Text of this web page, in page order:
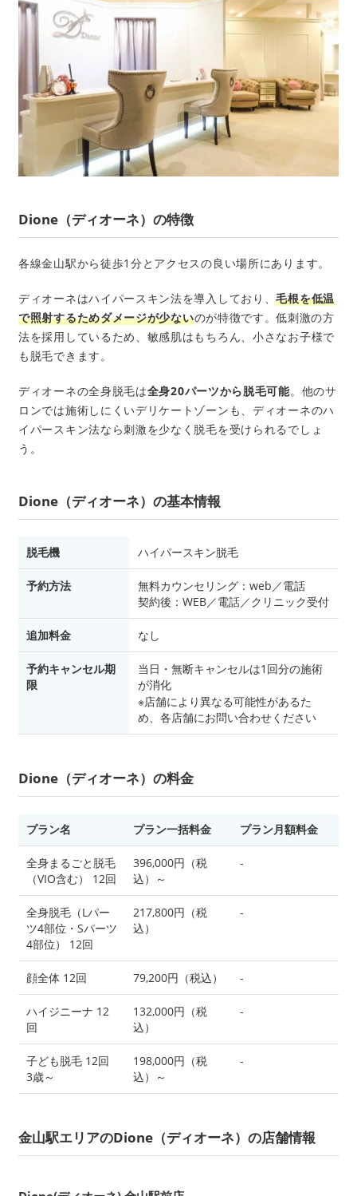
Dione（ディオーネ）の特徴
各線金山駅から徒歩1分とアクセスの良い場所にあります。
ディオーネはハイパースキン法を導入しており、毛根を低温
で照射するためダメージが少ないのが特徴です。低刺激の方
法を採用しているため、敏感肌はもちろん、小さなお子様で
も脱毛できます。
ディオーネの全身脱毛は全身20パーツから脱毛可能。他のサ
ロンでは施術しにくいデリケートゾーンも、ディオーネのハ
イパースキン法なら刺激を少なく脱毛を受けられるでしょ
う。
Dione（ディオーネ）の基本情報
脱毛機 ハイパースキン脱毛
予約方法
無料カウンセリング：web／電話
契約後：WEB／電話／クリニック受付
追加料金 なし
予約キャンセル期
限
当日・無断キャンセルは1回分の施術
が消化
※店舗により異なる可能性があるた
め、各店舗にお問い合わせください
Dione（ディオーネ）の料金
プラン名 プラン一括料金 プラン月額料金
全身まるごと脱毛
（VIO含む） 12回
396,000円（税
込）～
-
全身脱毛（Lパー
ツ4部位・Sパーツ
4部位） 12回
217,800円（税
込）
-
顔全体 12回 79,200円（税込） -
ハイジニーナ 12
回
132,000円（税
込）
-
子ども脱毛 12回
3歳～
198,000円（税
込）～
-
金山駅エリアのDione（ディオーネ）の店舗情報